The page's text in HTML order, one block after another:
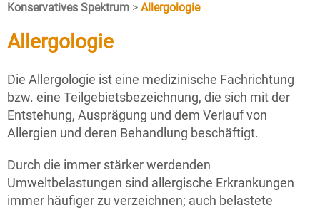
Konservatives Spektrum > Allergologie
Allergologie
Die Allergologie ist eine medizinische Fachrichtung
bzw. eine Teilgebietsbezeichnung, die sich mit der
Entstehung, Ausprägung und dem Verlauf von
Allergien und deren Behandlung beschäftigt.
Durch die immer stärker werdenden
Umweltbelastungen sind allergische Erkrankungen
immer häufiger zu verzeichnen; auch belastete